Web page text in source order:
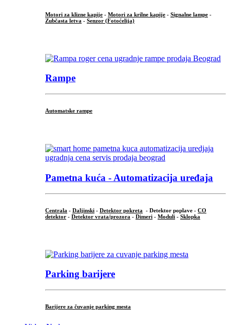
Motori za klizne kapije - Motori za krilne kapije - Signalne lampe -
Zubčasta letva - Senzor (Fotoćelija)
Rampe
Automatske rampe
Pametna kuća - Automatizacija uređaja
Centrala - Daljinski - Detektor pokreta - Detektor poplave - CO
detektor - Detektor vrata/prozora - Dimeri - Moduli - Sklopka
Parking barijere
Barijere za čuvanje parking mesta